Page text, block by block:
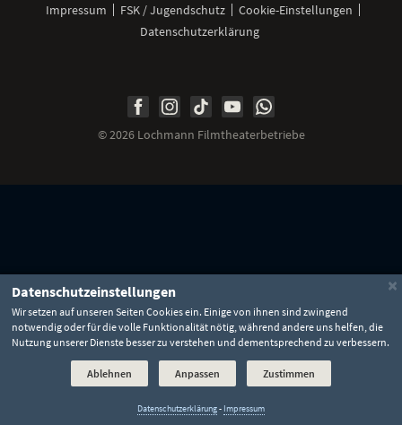
Impressum FSK / Jugendschutz
Cookie-Einstellungen
Datenschutzerklärung
Unsere
Seite
Facebook
Unsere
Seite
Instagram
Unsere
Seite
bei
TikTok
Unser
Kanal
YouTube
Unser
Kanal
bei
WhatsApp
©2026 Lochmann Filmtheaterbetriebe
×
Datenschutzeinstellungen
Wir setzen auf unseren Seiten Cookies ein. Einige von ihnen sind zwingend
notwendig oder für die volle Funktionalität nötig, während andere uns helfen, die
Nutzung unserer Dienste besser zu verstehen und dementsprechend zu verbessern.
Ablehnen Anpassen Zustimmen
Datenschutzerklärung- Impressum